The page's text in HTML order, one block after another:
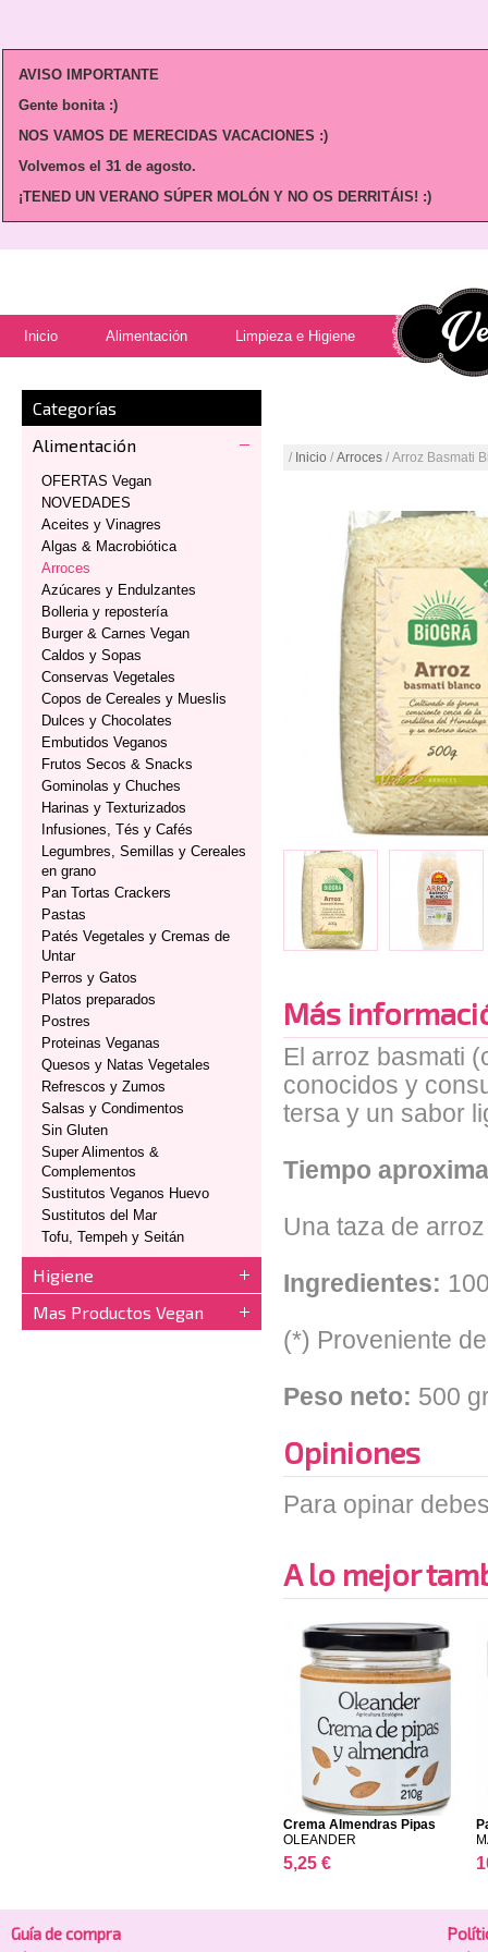
AVISO IMPORTANTE
Gente bonita :)
NOS VAMOS DE MERECIDAS VACACIONES :)
Volvemos el 31 de agosto.
¡TENED UN VERANO SÚPER MOLÓN Y NO OS DERRITÁIS! :)
Inicio Alimentación Limpieza e Higiene
Categorías
Alimentación
OFERTAS Vegan
NOVEDADES
Aceites y Vinagres
Algas & Macrobiótica
Arroces
Azúcares y Endulzantes
Bolleria y repostería
Burger & Carnes Vegan
Caldos y Sopas
Conservas Vegetales
Copos de Cereales y Mueslis
Dulces y Chocolates
Embutidos Veganos
Frutos Secos & Snacks
Gominolas y Chuches
Harinas y Texturizados
Infusiones, Tés y Cafés
Legumbres, Semillas y Cereales
en grano
Pan Tortas Crackers
Pastas
Patés Vegetales y Cremas de
Untar
Perros y Gatos
Platos preparados
Postres
Proteinas Veganas
Quesos y Natas Vegetales
Refrescos y Zumos
Salsas y Condimentos
Sin Gluten
Super Alimentos &
Complementos
Sustitutos Veganos Huevo
Sustitutos del Mar
Tofu, Tempeh y Seitán
Higiene
Mas Productos Vegan
/ Inicio / Arroces / Arroz Basmati
Más
El arroz basmati
conocidos y
tersa y un sabor
Tiempo
Una taza de
Ingredientes:
(*) Proveniente
Peso neto: 500
Opiniones
Para opinar
A lo mejor
Crema Almendras Pipas
OLEANDER
5,25 €
Guía de compra